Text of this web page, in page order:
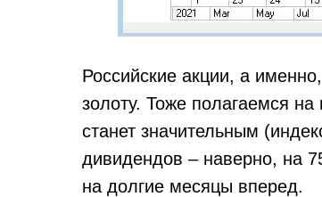
Российские акции, а
золоту. Тоже полагаемся
станет значительным
дивидендов – наверно, на
на долгие месяцы вперед.